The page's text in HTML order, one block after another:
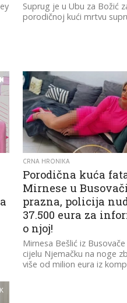
Suprug je u Ubu za Božić
porodičnoj kući mrtvu
CRNA HRONIKA
Porodična kuća
Mirnese u
prazna, policija
37.500 eura za
o njoj!
Mirnesa Bešlić iz
cijelu Njemačku na noge
više od milion eura iz